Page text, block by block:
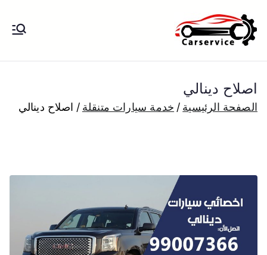
إلى
المحتوى
بنشر متنقل الكويت كهرباء وبنشر تبديل
اصلاح دينالي
الصفحة الرئيسية خدمة سيارات متنقلة اصلاح دينالي